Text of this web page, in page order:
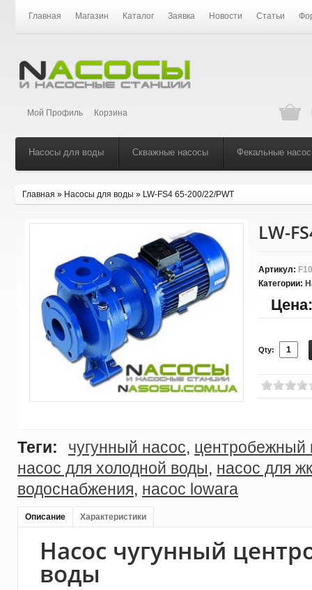
Главная Магазин Каталог Заявка Новости Статьи
Мой Профиль Корзина
Насосы для воды Скважные насосы Фекальные
Главная » Насосы для воды » LW-FS4 65-200/22/PWT
LW-
Артикул:
Категории:
Цена:
Qty:
Теги: чугунный насос, центробежный
насос для холодной воды, насос для
водоснабжения, насос lowara
Описание Характеристики
Насос чугунный
воды